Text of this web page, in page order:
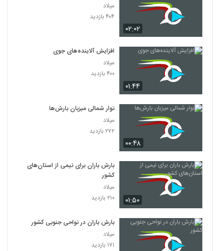
۰۲:۰۲
میلاد
۴۰۴ بازدید
۰۱:۴۴
افزایش آلاینده‌های جوی
میلاد
۴۰۰ بازدید
۰۰:۴۸
نوار شمالی میزبان بارش‌ها
میلاد
۲۷۲ بازدید
۰۱:۵۰
بارش باران برای نیمی از استان‌های
کشور
میلاد
۲۱۰ بازدید
بارش باران در نواحی جنوبی کشور
میلاد
۱۷۱ بازدید